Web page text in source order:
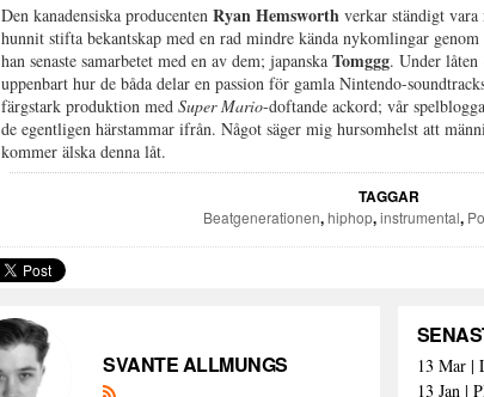
Den kanadensiska producenten Ryan Hemsworth verkar ständigt vara
hunnit stifta bekantskap med en rad mindre kända nykomlingar
han senaste samarbetet med en av dem; japanskaTomggg. Under låten
uppenbart hur de båda delar en passion för gamla Nintendo-
färgstark produktion medSuper Mario-doftande ackord; vår
de egentligen härstammar ifrån. Något säger mig hursomhelst att
kommer älska denna låt.
TAGGAR
Beatgenerationen,hiphop,instrumental,
SVANTE ALLMUNGS